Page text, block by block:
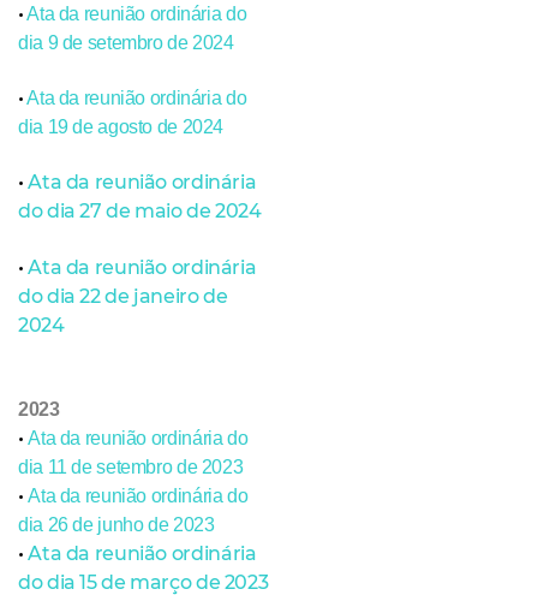
•Ata da reunião ordinária do
dia 9 de setembro de 2024
•Ata da reunião ordinária do
dia 19 de agosto de 2024
• Ata da reunião ordinária
do dia 27 de maio de 2024
• Ata da reunião ordinária
do dia 22 de janeiro de
2024
2023
• Ata da reunião ordinária do
dia 11 de setembro de 2023
• Ata da reunião ordinária do
dia 26 de junho de 2023
• Ata da reunião ordinária
do dia 15 de março de 2023